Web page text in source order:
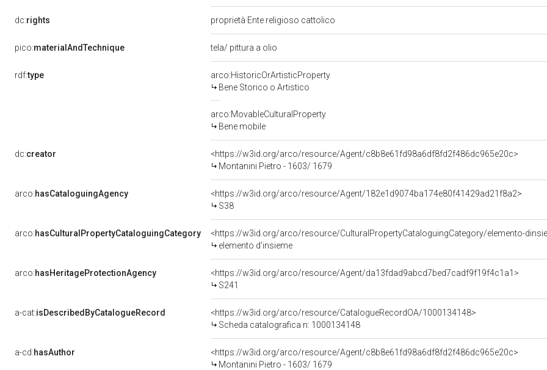
dc:rights proprietà Ente religioso cattolico
pico:materialAndTechnique tela/ pittura a olio
rdf:type
arco:HistoricOrArtisticProperty
Bene Storico o Artistico
arco:MovableCulturalProperty
Bene mobile
dc:creator
<https://w3id.org/arco/resource/Agent/c8b8e61fd98a6df8fd2f486dc965e20c>
Montanini Pietro - 1603/ 1679
arco:hasCataloguingAgency
<https://w3id.org/arco/resource/Agent/182e1d9074ba174e80f41429ad21f8a2>
S38
arco:hasCulturalPropertyCataloguingCategory
<https://w3id.org/arco/resource/CulturalPropertyCataloguingCategory/elemento-
elemento d'insieme
arco:hasHeritageProtectionAgency
<https://w3id.org/arco/resource/Agent/da13fdad9abcd7bed7cadf9f19f4c1a1>
S241
a-cat:isDescribedByCatalogueRecord
<https://w3id.org/arco/resource/CatalogueRecordOA/1000134148>
Scheda catalografica n: 1000134148
a-cd:hasAuthor
<https://w3id.org/arco/resource/Agent/c8b8e61fd98a6df8fd2f486dc965e20c>
Montanini Pietro - 1603/ 1679